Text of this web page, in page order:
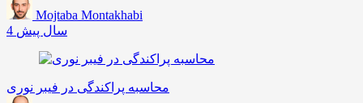
Mojtaba Montakhabi
4 سال پیش
محاسبه پراکندگی در فیبر نوری